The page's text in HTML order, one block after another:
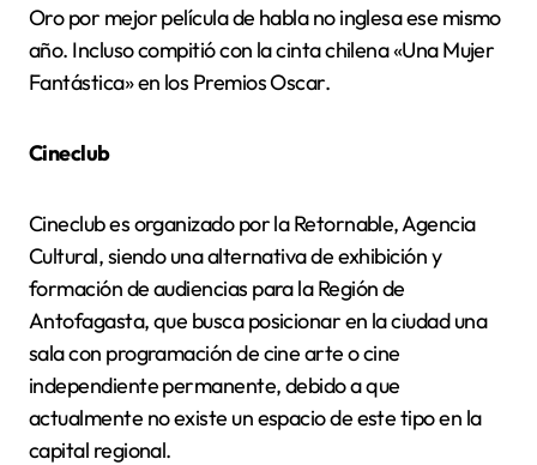
Oro por mejor película de habla no inglesa ese mismo
año. Incluso compitió con la cinta chilena «Una Mujer
Fantástica» en los Premios Oscar.
Cineclub
Cineclub es organizado por la Retornable, Agencia
Cultural, siendo una alternativa de exhibición y
formación de audiencias para la Región de
Antofagasta, que busca posicionar en la ciudad una
sala con programación de cine arte o cine
independiente permanente, debido a que
actualmente no existe un espacio de este tipo en la
capital regional.